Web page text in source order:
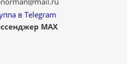
в Telegram
MAX